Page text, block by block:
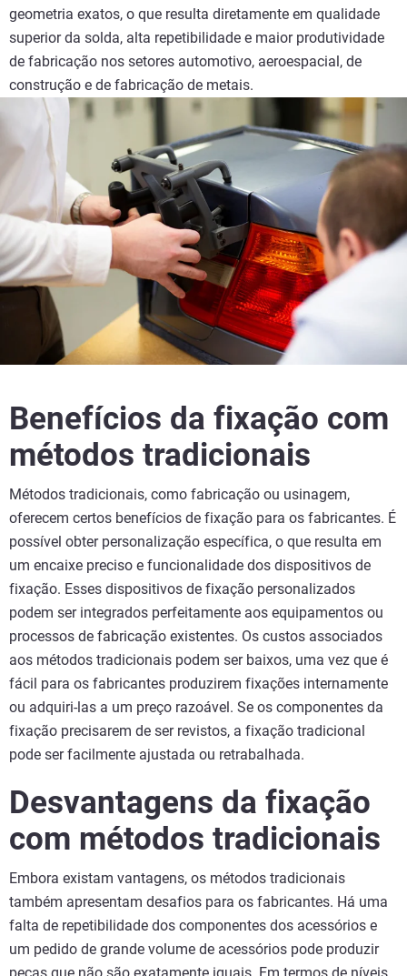
geometria exatos, o que resulta diretamente em qualidade
superior da solda, alta repetibilidade e maior produtividade
de fabricação nos setores automotivo, aeroespacial, de
construção e de fabricação de metais.
Benefícios da fixação com
métodos tradicionais
Métodos tradicionais, como fabricação ou usinagem,
oferecem certos benefícios de fixação para os fabricantes. É
possível obter personalização específica, o que resulta em
um encaixe preciso e funcionalidade dos dispositivos de
fixação. Esses dispositivos de fixação personalizados
podem ser integrados perfeitamente aos equipamentos ou
processos de fabricação existentes. Os custos associados
aos métodos tradicionais podem ser baixos, uma vez que é
fácil para os fabricantes produzirem fixações internamente
ou adquiri-las a um preço razoável. Se os componentes da
fixação precisarem de ser revistos, a fixação tradicional
pode ser facilmente ajustada ou retrabalhada.
Desvantagens da fixação
com métodos tradicionais
Embora existam vantagens, os métodos tradicionais
também apresentam desafios para os fabricantes. Há uma
falta de repetibilidade dos componentes dos acessórios e
um pedido de grande volume de acessórios pode produzir